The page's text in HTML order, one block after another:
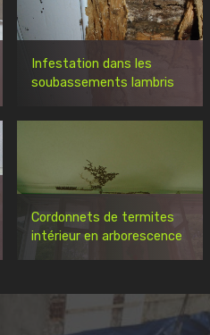
Infestation dans les
soubassements lambris
Cordonnets de termites
intérieur en arborescence